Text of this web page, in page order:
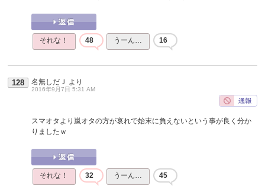
それな！ 48 うーん… 16
128 名無しだＪ より
2016年9月7日 5:31 AM
スマオタより嵐オタの方が哀れで始末に負えないという事が良く分か
りましたｗ
それな！ 32 うーん… 45